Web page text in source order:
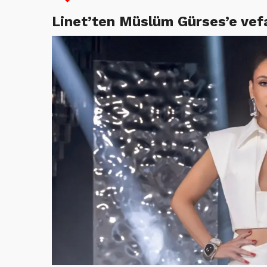
Linet’ten Müslüm Gürses’e